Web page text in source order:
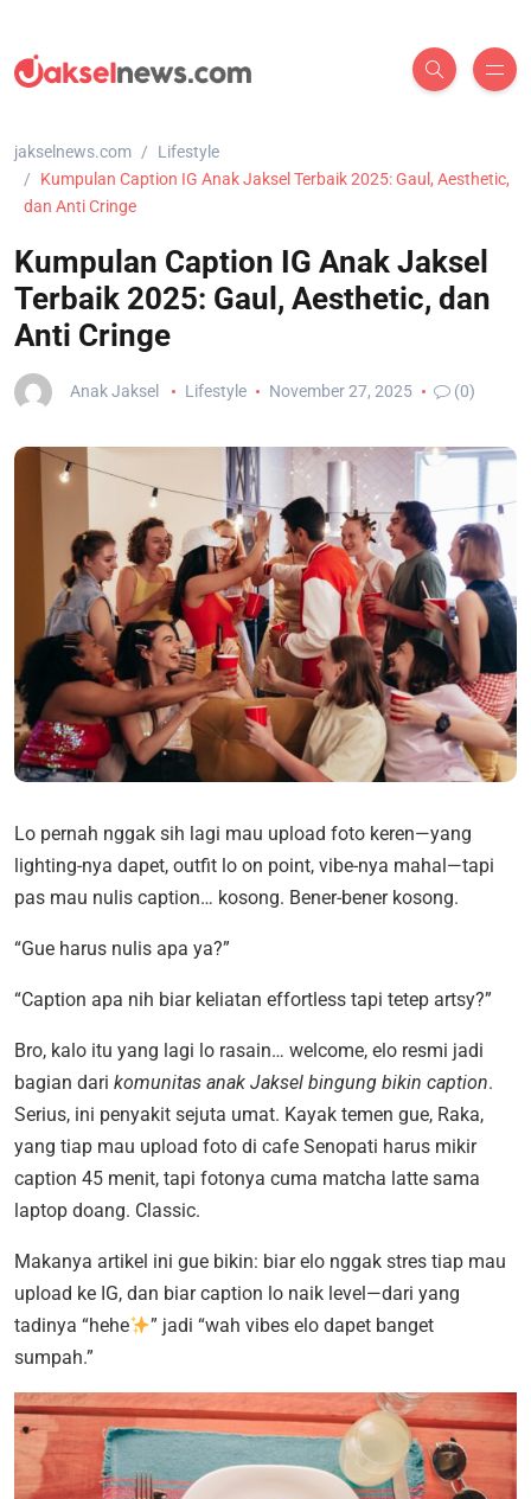
jakselnews.com
Lifestyle
Kumpulan Caption IG Anak Jaksel Terbaik 2025: Gaul, Aesthetic,
dan Anti Cringe
Kumpulan Caption IG Anak Jaksel
Terbaik 2025: Gaul, Aesthetic, dan
Anti Cringe
Anak Jaksel Lifestyle November 27, 2025 (0)
Lo pernah nggak sih lagi mau upload foto keren—yang
lighting-nya dapet, outfit lo on point, vibe-nya mahal—tapi
pas mau nulis caption… kosong. Bener-bener kosong.
“Gue harus nulis apa ya?”
“Caption apa nih biar keliatan effortless tapi tetep artsy?”
Bro, kalo itu yang lagi lo rasain… welcome, elo resmi jadi
bagian dari komunitas anak Jaksel bingung bikin caption.
Serius, ini penyakit sejuta umat. Kayak temen gue, Raka,
yang tiap mau upload foto di cafe Senopati harus mikir
caption 45 menit, tapi fotonya cuma matcha latte sama
laptop doang. Classic.
Makanya artikel ini gue bikin: biar elo nggak stres tiap mau
upload ke IG, dan biar caption lo naik level—dari yang
tadinya “hehe
” jadi “wah vibes elo dapet banget
sumpah.”